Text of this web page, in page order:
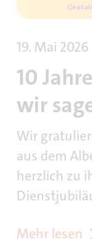
19. Mai 2026
10
wir
Wir
aus dem
herzlich zu
Mehr lesen